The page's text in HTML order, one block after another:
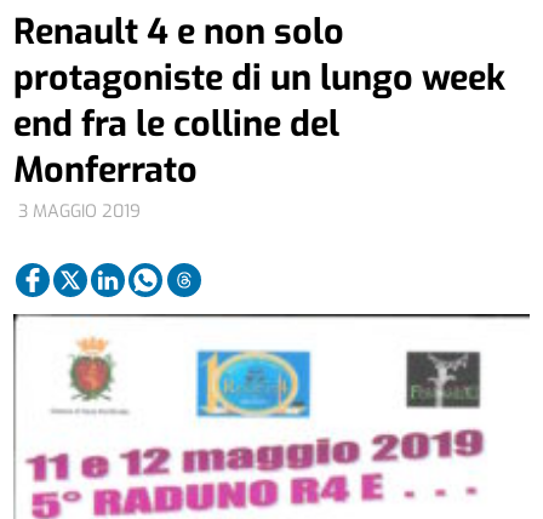
3 MAGGIO 2019
Renault 4 e non solo
protagoniste di un lungo week
end fra le colline del
Monferrato